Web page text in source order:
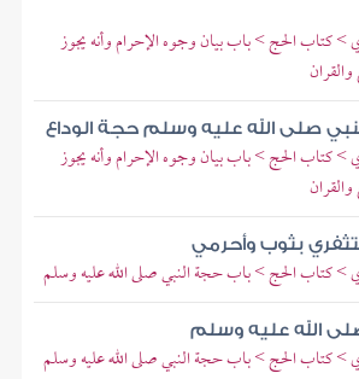
كتاب الحج > باب بيان وجوه الإحرام وأنه يجوز
صلى الله عليه وسلم حجة الوداع
كتاب الحج > باب بيان وجوه الإحرام وأنه يجوز
بثوب وأحرمي
كتاب الحج > باب حجة النبي صلى الله عليه وسلم
الله عليه وسلم
كتاب الحج > باب حجة النبي صلى الله عليه وسلم